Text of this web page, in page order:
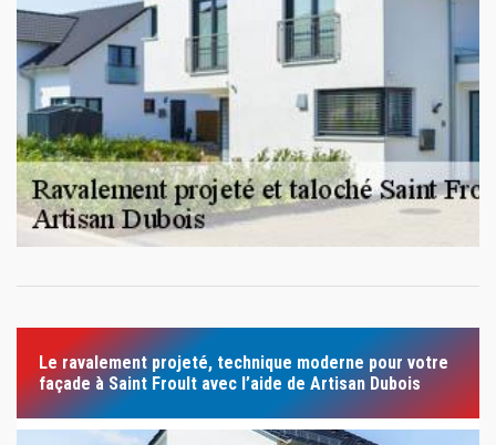
Le ravalement projeté, technique moderne pour votre
façade à Saint Froult avec l’aide de Artisan Dubois